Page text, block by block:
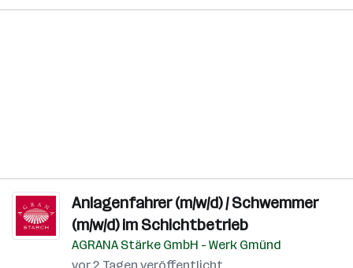
Anlagenfahrer (m/w/d) / Schwemmer
(m/w/d) im Schichtbetrieb
AGRANA Stärke GmbH - Werk Gmünd